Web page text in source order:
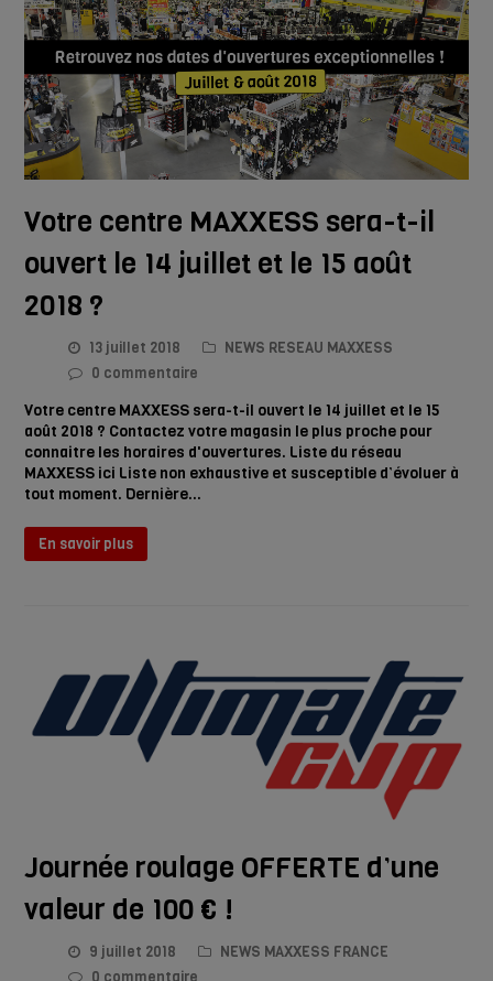
Votre centre MAXXESS sera-t-il
ouvert le 14 juillet et le 15 août
2018 ?
13 juillet 2018
NEWS RESEAU MAXXESS
0 commentaire
Votre centre MAXXESS sera-t-il ouvert le 14 juillet et le 15
août 2018 ? Contactez votre magasin le plus proche pour
connaitre les horaires d'ouvertures. Liste du réseau
MAXXESS ici Liste non exhaustive et susceptible d’évoluer à
tout moment. Dernière…
En savoir plus
Journée roulage OFFERTE d’une
valeur de 100 € !
9 juillet 2018
NEWS MAXXESS FRANCE